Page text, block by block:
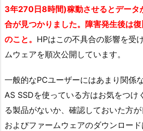
3年270日8時間)稼動させるとデータ
合が見つかりました。障害発生後は
のこと。 HPはこの不具合の影響を受
ムウェアを順次公開しています。
一般的なPCユーザーにはあまり関係
AS SSDを使っている方はお気をつけ
る製品がないか、確認しておいた方
およびファームウェアのダウンロー